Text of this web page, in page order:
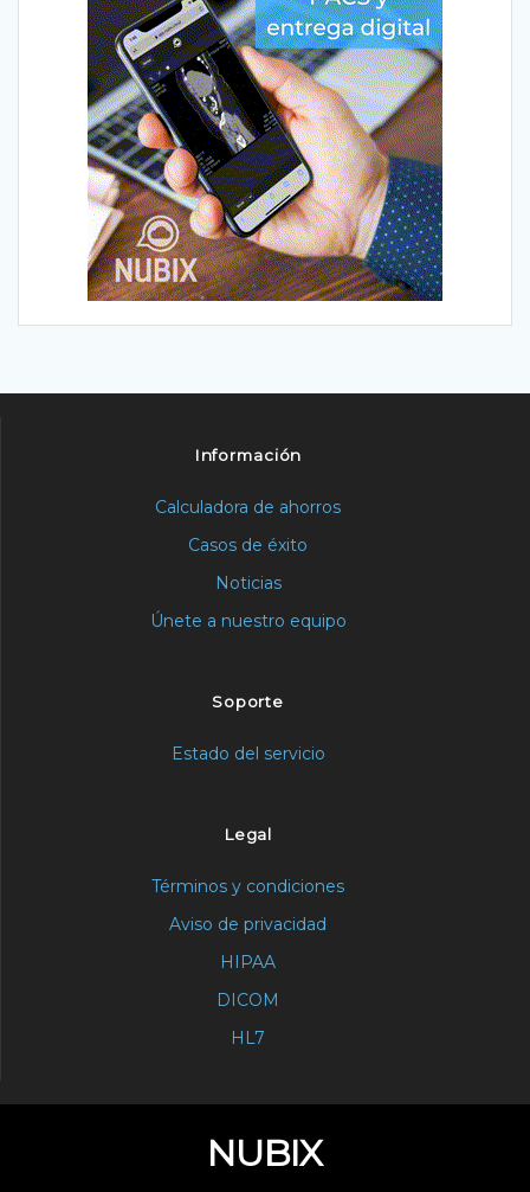
Información
Calculadora de ahorros
Casos de éxito
Noticias
Únete a nuestro equipo
Soporte
Estado del servicio
Legal
Términos y condiciones
Aviso de privacidad
HIPAA
DICOM
HL7
NUBIX